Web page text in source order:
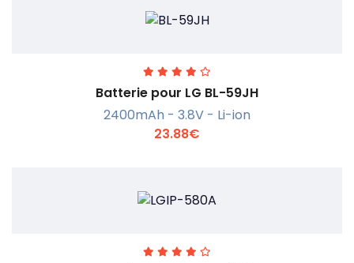
En savoir +
En savoir +
Batterie pour LG BL-59JH
2400mAh - 3.8V - Li-ion
23.88€